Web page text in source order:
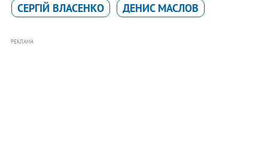
СЕРГІЙ ВЛАСЕНКО
ДЕНИС МАСЛОВ
РЕКЛАМА